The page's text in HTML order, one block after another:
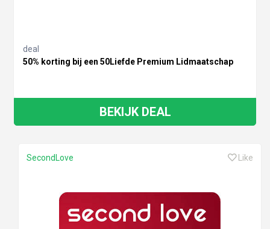
deal
50% korting bij een 50Liefde Premium Lidmaatschap
BEKIJK DEAL
SecondLove Like